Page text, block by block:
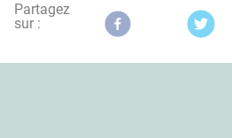
Partagez
sur :